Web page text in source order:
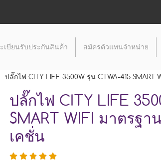
เบียนรับประกันสินค้า สมัครตัวแทนจำหน่าย
ปลั๊กไฟ CITY LIFE 3500W รุ่น CTWA-415
ปลั๊กไฟ CITY LIFE
SMART WIFI มาตรฐ
เคชั่น